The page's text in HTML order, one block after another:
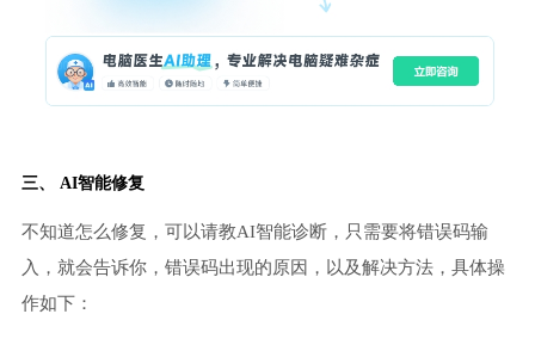
三、 AI智能修复
不知道怎么修复，可以请教AI智能诊断，只需要将错误码输
入，就会告诉你，错误码出现的原因，以及解决方法，具体操
作如下：